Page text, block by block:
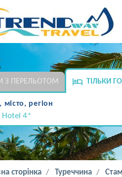
З ПЕРЕЛЬОТОМ ТІЛЬКИ
місто, регіон
Hotel 4*
сторінка Туреччина